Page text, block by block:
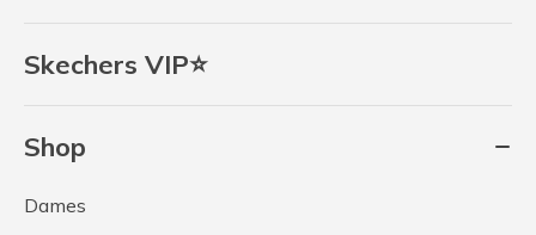
Skechers VIP⭐
Shop
Dames